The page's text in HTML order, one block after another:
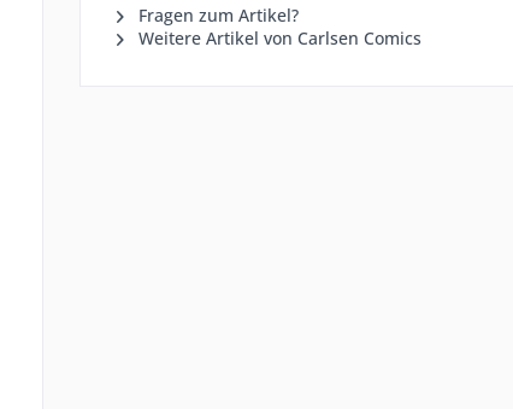
Fragen zum Artikel?
Weitere Artikel von Carlsen Comics